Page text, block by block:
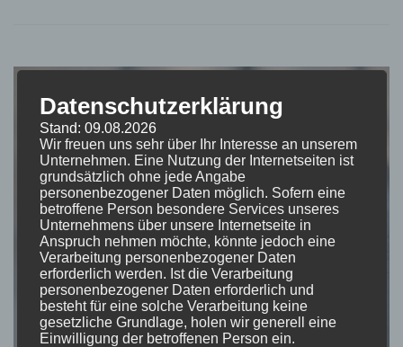
Datenschutzerklärung
Stand: 09.08.2026
Wir freuen uns sehr über Ihr Interesse an unserem
Unternehmen. Eine Nutzung der Internetseiten ist
grundsätzlich ohne jede Angabe
personenbezogener Daten möglich. Sofern eine
betroffene Person besondere Services unseres
Unternehmens über unsere Internetseite in
Anspruch nehmen möchte, könnte jedoch eine
Verarbeitung personenbezogener Daten
erforderlich werden. Ist die Verarbeitung
personenbezogener Daten erforderlich und
besteht für eine solche Verarbeitung keine
gesetzliche Grundlage, holen wir generell eine
Einwilligung der betroffenen Person ein.